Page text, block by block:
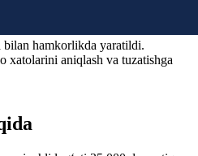
bilan hamkorlikda yaratildi.
xatolarini aniqlash va tuzatishga